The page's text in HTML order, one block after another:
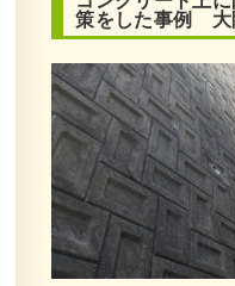
策をした事例 大